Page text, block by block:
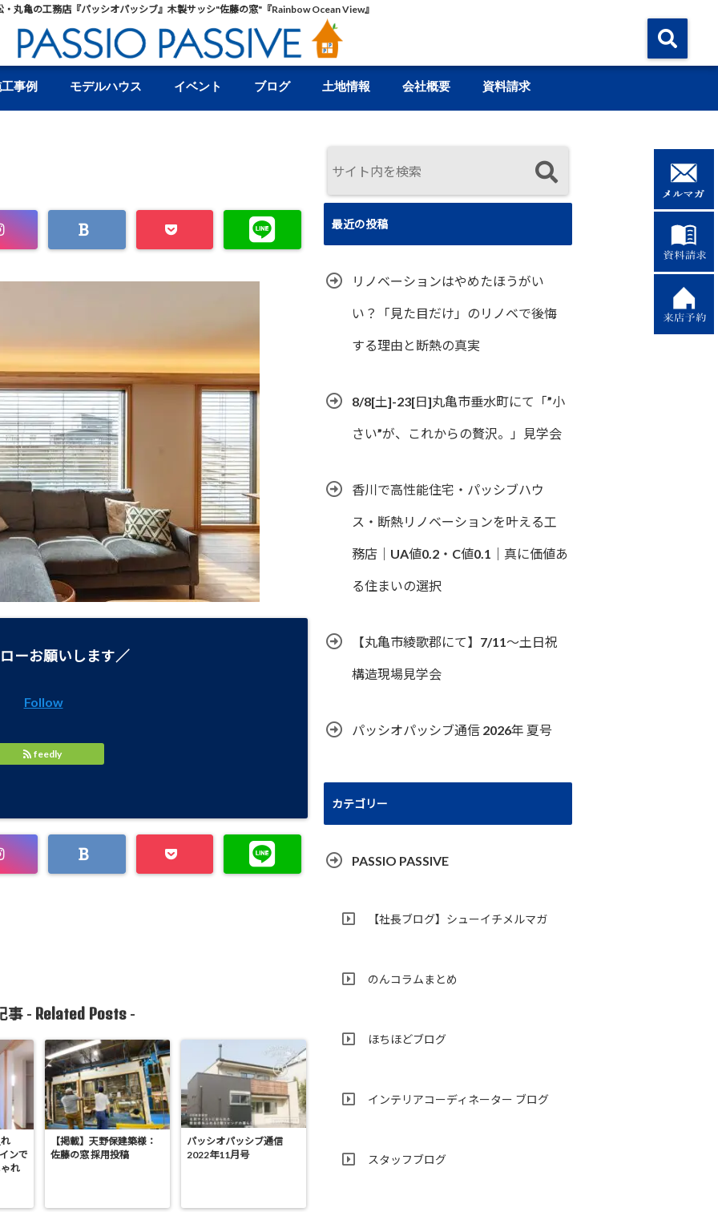
・丸亀の工務店『パッシオパッシブ』木製サッシ"佐藤の窓"『Rainbow Ocean View』
事例 モデルハウス イベント ブログ 土地情報 会社概要 資料請求
ーお願いします／
Follow
feedly
事 - Related Posts-
ンで
れ
【掲載】天野保建築様：
佐藤の窓 採用投稿
パッシオパッシブ通信
2022年11月号
最近の投稿
リノベーションはやめたほうがい
い？「見た目だけ」のリノベで後悔
する理由と断熱の真実
8/8[土]-23[日]丸亀市垂水町にて「”小
さい”が、これからの贅沢。」見学会
香川で高性能住宅・パッシブハウ
ス・断熱リノベーションを叶える工
務店｜UA値0.2・C値0.1｜真に価値あ
る住まいの選択
【丸亀市綾歌郡にて】7/11～土日祝
構造現場見学会
パッシオパッシブ通信 2026年 夏号
カテゴリー
PASSIO PASSIVE
【社長ブログ】シューイチメルマガ
のんコラムまとめ
ほちほどブログ
インテリアコーディネーター ブログ
スタッフブログ